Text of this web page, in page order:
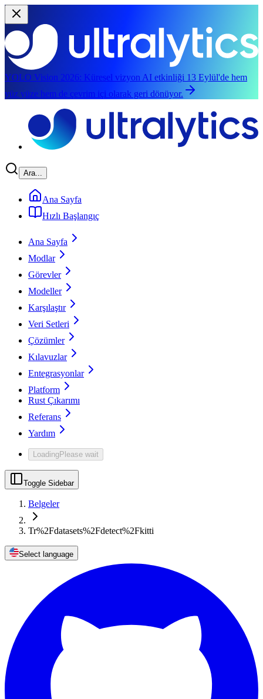
YOLO Vision 2026: Küresel vizyon AI etkinliği 13 Eylül'de hem
yüz yüze hem de çevrim içi olarak geri dönüyor.
Ara...
Ana Sayfa
Hızlı Başlangıç
Ana Sayfa
Modlar
Görevler
Modeller
Karşılaştır
Veri Setleri
Çözümler
Kılavuzlar
Entegrasyonlar
Platform
Rust Çıkarımı
Referans
Yardım
LoadingPlease wait
Toggle Sidebar
Belgeler
Tr%2Fdatasets%2Fdetect%2Fkitti
Select language